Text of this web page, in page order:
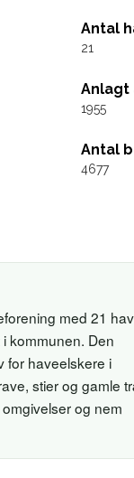
Antal
21
Anlagt
1955
Antal
4677
med 21
kommunen. Den
for haveelskere i
stier og gamle
og nem